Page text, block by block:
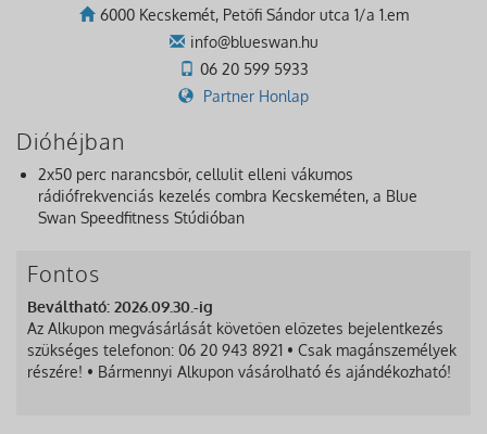
6000 Kecskemét, Petőfi Sándor utca 1/a 1.em
info@blueswan.hu
06 20 599 5933
Partner Honlap
Dióhéjban
2x50 perc narancsbőr, cellulit elleni vákumos
rádiófrekvenciás kezelés combra Kecskeméten, a Blue
Swan Speedfitness Stúdióban
Fontos
Beváltható: 2026.09.30.-ig
Az Alkupon megvásárlását követően előzetes bejelentkezés
szükséges telefonon: 06 20 943 8921 • Csak magánszemélyek
részére! • Bármennyi Alkupon vásárolható és ajándékozható!